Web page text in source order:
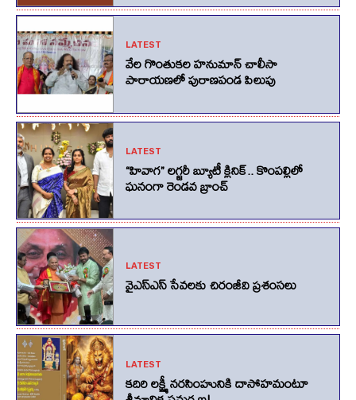
LATEST
వేల గొంతుకల హనుమాన్ చాలీసా
పారాయణలో పురాణపండ పిలుపు
LATEST
“హివాగ” లగ్జరీ బ్యూటీ క్లినిక్.. కొంపల్లిలో
ఘనంగా రెండవ బ్రాంచ్
LATEST
వైఎస్ఎస్ సేవలకు చిరంజీవి ప్రశంసలు
LATEST
కదిరి లక్ష్మీ నరసింహునికి దాసోహమంటూ